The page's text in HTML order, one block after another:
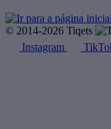
© 2014-2026 Tiqets
Instagram